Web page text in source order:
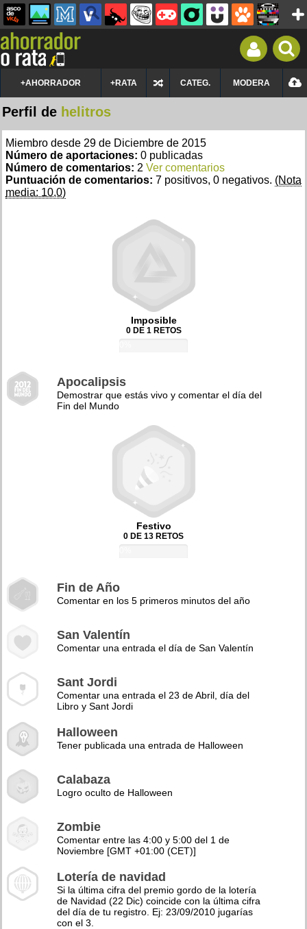
+AHORRADOR +RATA CATEG. MODERA
Perfil de helitros
Miembro desde 29 de Diciembre de 2015
Número de aportaciones: 0 publicadas
Número de comentarios: 2 Ver comentarios
Puntuación de comentarios: 7 positivos, 0 negativos. (Nota
media: 10,0)
Imposible
0 DE 1 RETOS
Apocalipsis
Demostrar que estás vivo y comentar el día del
Fin del Mundo
Festivo
0 DE 13 RETOS
Fin de Año
Comentar en los 5 primeros minutos del año
San Valentín
Comentar una entrada el día de San Valentín
Sant Jordi
Comentar una entrada el 23 de Abril, día del
Libro y Sant Jordi
Halloween
Tener publicada una entrada de Halloween
Calabaza
Logro oculto de Halloween
Zombie
Comentar entre las 4:00 y 5:00 del 1 de
Noviembre [GMT +01:00 (CET)]
Lotería de navidad
Si la última cifra del premio gordo de la lotería
de Navidad (22 Dic) coincide con la última cifra
del día de tu registro. Ej: 23/09/2010 jugarías
con el 3.